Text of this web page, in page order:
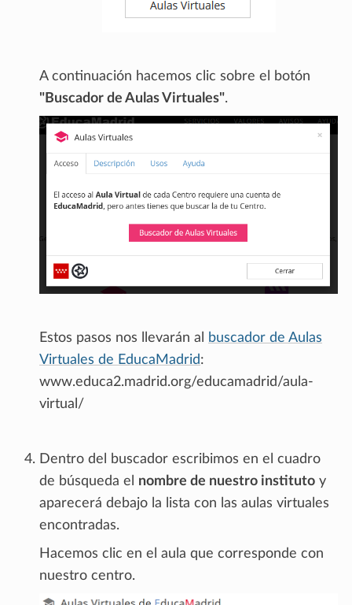
A continuación hacemos clic sobre el botón
"Buscador de Aulas Virtuales".
Estos pasos nos llevarán al
buscador de Aulas
Virtuales de EducaMadrid:
www.educa2.madrid.org/educamadrid/aula-
virtual/
Dentro del buscador escribimos en el cuadro
de búsqueda el nombre de nuestro instituto y
aparecerá debajo la lista con las aulas virtuales
encontradas.
Hacemos clic en el aula que corresponde con
nuestro centro.